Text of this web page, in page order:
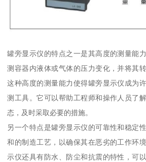
罐旁显示仪的特点之一是其高度的测量能
测容器内液体或气体的压力变化，并将其
这种高度的测量能力使得罐旁显示仪成为
测工具。它可以帮助工程师和操作人员了
态，及时采取必要的措施。
另一个特点是罐旁显示仪的可靠性和稳定
和的制造工艺，以确保其在恶劣的工作环
示仪还具有防水、防尘和抗震的特性，可